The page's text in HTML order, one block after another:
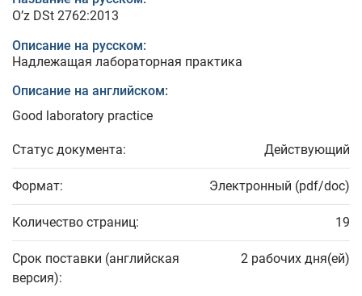
O’z DSt 2762:2013
Описание на русском:
Надлежащая лабораторная практика
Описание на английском:
Good laboratory practice
Статус документа: Действующий
Формат: Электронный (pdf/doc)
Количество страниц: 19
Срок поставки (английская
версия):
2 рабочих дня(ей)